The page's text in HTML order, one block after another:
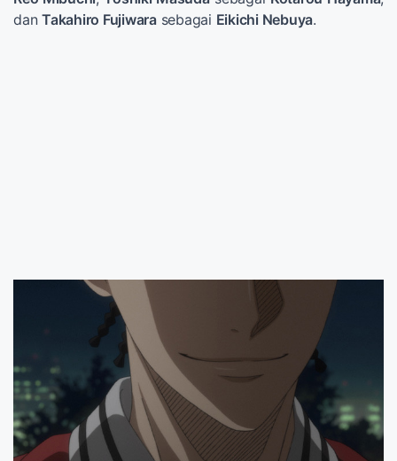
dan Takahiro Fujiwarasebagai Eikichi Nebuya.